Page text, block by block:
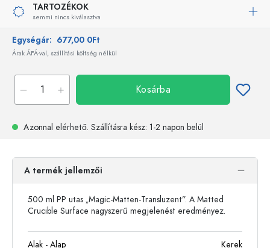
TARTOZÉKOK
semmi nincs kiválasztva
Egységár: 677,00 0Ft
Árak ÁFÁ-val, szállítási költség nélkül
Kosárba
Azonnal elérhető. Szállításra kész: 1-2 napon belül
A termék jellemzői
500 ml PP utas „Magic-Matten-Transluzent”. A Matted
Crucible Surface nagyszerű megjelenést eredményez.
Alak - Alap Kerek